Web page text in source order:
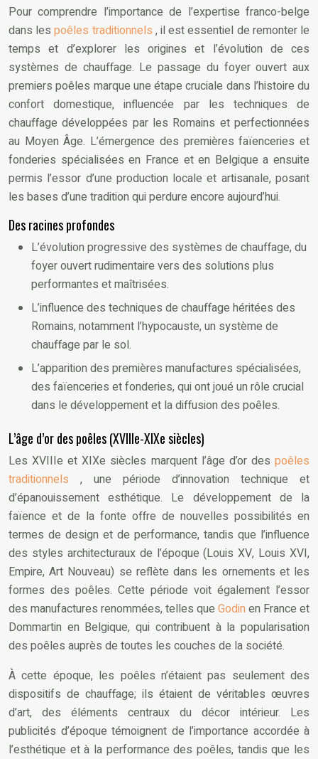
Pour comprendre l’importance de l’expertise franco-belge
dans lespoêles traditionnels , il est essentiel de remonter le
temps et d’explorer les origines et l’évolution de ces
systèmes de chauffage. Le passage du foyer ouvert aux
premiers poêles marque une étape cruciale dans l’histoire du
confort domestique, influencée par les techniques de
chauffage développées par les Romains et perfectionnées
au Moyen Âge. L’émergence des premières faïenceries et
fonderies spécialisées en France et en Belgique a ensuite
permis l’essor d’une production locale et artisanale, posant
les bases d’une tradition qui perdure encore aujourd’hui.
Des racines profondes
L’évolution progressive des systèmes de chauffage, du
foyer ouvert rudimentaire vers des solutions plus
performantes et maîtrisées.
L’influence des techniques de chauffage héritées des
Romains, notamment l’hypocauste, un système de
chauffage par le sol.
L’apparition des premières manufactures spécialisées,
des faïenceries et fonderies, qui ont joué un rôle crucial
dans le développement et la diffusion des poêles.
L’âge d’or des poêles (XVIIIe-XIXe siècles)
Les XVIIIe et XIXe siècles marquent l’âge d’or des poêles
traditionnels , une période d’innovation technique et
d’épanouissement esthétique. Le développement de la
faïence et de la fonte offre de nouvelles possibilités en
termes de design et de performance, tandis que l’influence
des styles architecturaux de l’époque (Louis XV, Louis XVI,
Empire, Art Nouveau) se reflète dans les ornements et les
formes des poêles. Cette période voit également l’essor
des manufactures renommées, telles que Godin en France et
Dommartin en Belgique, qui contribuent à la popularisation
des poêles auprès de toutes les couches de la société.
À cette époque, les poêles n’étaient pas seulement des
dispositifs de chauffage; ils étaient de véritables œuvres
d’art, des éléments centraux du décor intérieur. Les
publicités d’époque témoignent de l’importance accordée à
l’esthétique et à la performance des poêles, tandis que les